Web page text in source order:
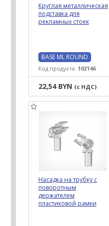
Круглая металлическая
подставка для
рекламных стоек
BASE ML ROUND
Код продукта: 102146
22,54 BYN (с НДС)
Насадка на трубку с
поворотным
держателем
пластиковой рамки